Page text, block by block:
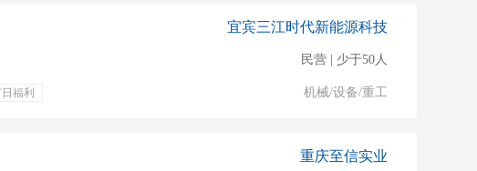
福利
宜宾三江时代新能源科技
民营 | 少于50人
机械/设备/重工
重庆至信实业